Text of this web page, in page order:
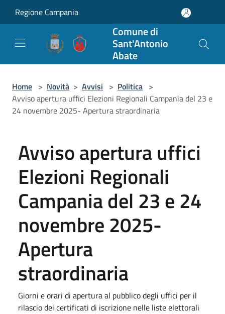
Regione Campania
Comune di
Sant'Antonio
Abate
Home > Novità > Avvisi > Politica >
Avviso apertura uffici Elezioni Regionali Campania del 23 e
24 novembre 2025- Apertura straordinaria
Avviso apertura uffici
Elezioni Regionali
Campania del 23 e 24
novembre 2025-
Apertura
straordinaria
Giorni e orari di apertura al pubblico degli uffici per il
rilascio dei certificati di iscrizione nelle liste elettorali